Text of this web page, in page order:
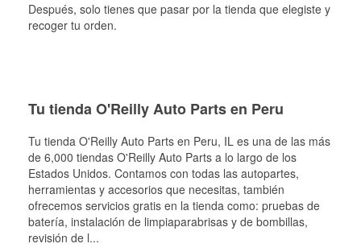
Después, solo tienes que pasar por la tienda que elegiste y
recoger tu orden.
Tu tienda O'Reilly Auto Parts en Peru
Tu tienda O'Reilly Auto Parts en Peru, IL es una de las más
de 6,000 tiendas O'Reilly Auto Parts a lo largo de los
Estados Unidos. Contamos con todas las autopartes,
herramientas y accesorios que necesitas, también
ofrecemos servicios gratis en la tienda como: pruebas de
batería, instalación de limpiaparabrisas y de bombillas,
revisión de l...